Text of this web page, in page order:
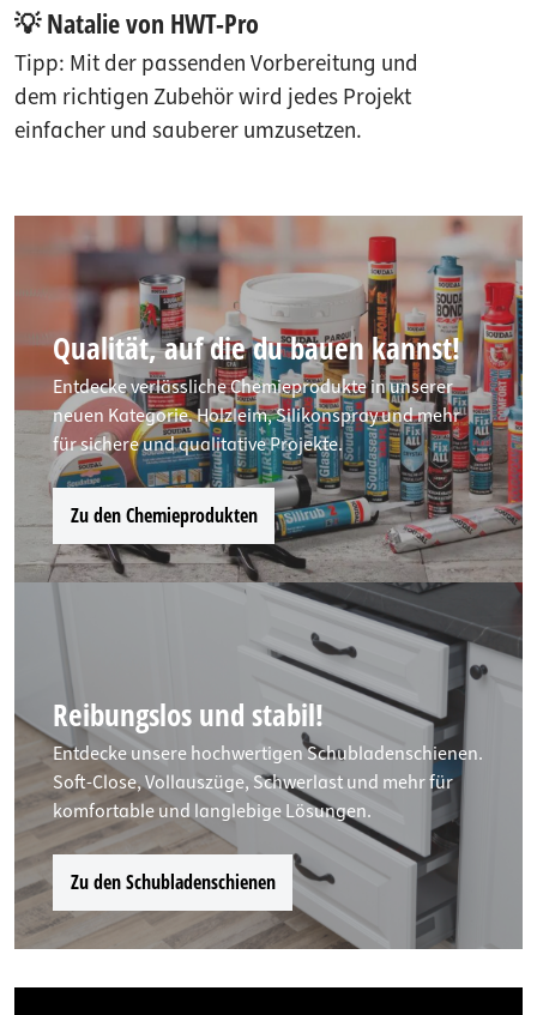
💡 Natalie von HWT-Pro
Tipp: Mit der passenden Vorbereitung und
dem richtigen Zubehör wird jedes Projekt
einfacher und sauberer umzusetzen.
Qualität, auf die du bauen kannst!
Entdecke verlässliche Chemieprodukte in unserer
neuen Kategorie. Holzleim, Silikonspray und mehr
für sichere und qualitative Projekte.
Zu den Chemieprodukten
Reibungslos und stabil!
Entdecke unsere hochwertigen Schubladenschienen.
Soft-Close, Vollauszüge, Schwerlast und mehr für
komfortable und langlebige Lösungen.
Zu den Schubladenschienen